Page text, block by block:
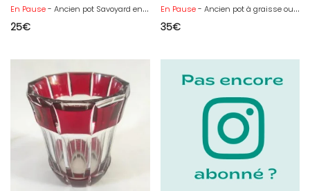
En Pause- Ancien pot Savoyard en terre cuite vernissée, Savoie, Saint-Jorioz ? art Populaire
25€
En Pause- Ancien pot à graisse ou confit en terre vernissée
35€